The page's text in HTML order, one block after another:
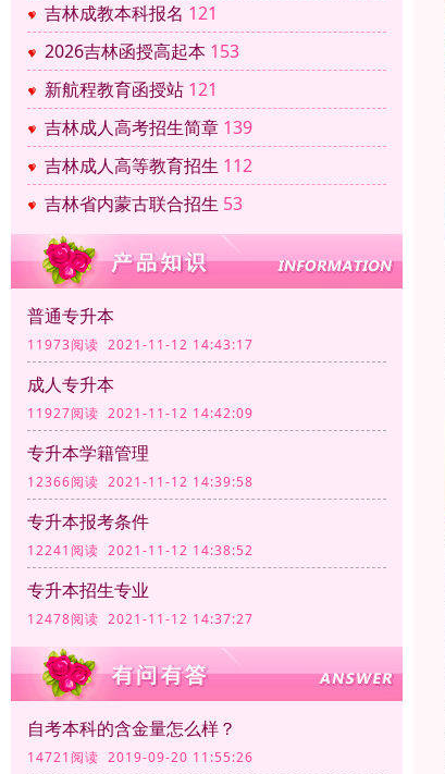
吉林成教本科报名 121
2026吉林函授高起本 153
新航程教育函授站 121
吉林成人高考招生简章 139
吉林成人高等教育招生 112
吉林省内蒙古联合招生 53
普通专升本
11973阅读 2021-11-12 14:43:17
成人专升本
11927阅读 2021-11-12 14:42:09
专升本学籍管理
12366阅读 2021-11-12 14:39:58
专升本报考条件
12241阅读 2021-11-12 14:38:52
专升本招生专业
12478阅读 2021-11-12 14:37:27
自考本科的含金量怎么样？
14721阅读 2019-09-20 11:55:26